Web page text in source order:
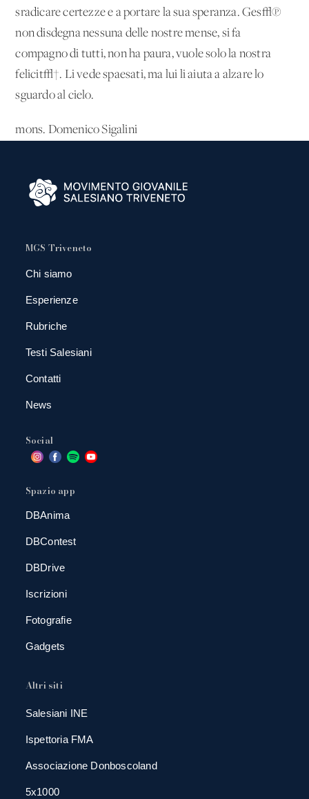
sradicare certezze e a portare la sua speranza. Ges√π
non disdegna nessuna delle nostre mense, si fa
compagno di tutti, non ha paura, vuole solo la nostra
felicit√†. Li vede spaesati, ma lui li aiuta a alzare lo
sguardo al cielo.
mons. Domenico Sigalini
MGS Triveneto
Chi siamo
Esperienze
Rubriche
Testi Salesiani
Contatti
News
Social
Spazio app
DBAnima
DBContest
DBDrive
Iscrizioni
Fotografie
Gadgets
Altri siti
Salesiani INE
Ispettoria FMA
Associazione Donboscoland
5x1000